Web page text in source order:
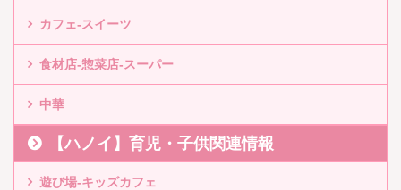
カフェ-スイーツ
食材店-惣菜店-スーパー
中華
【ハノイ】育児・子供関連情報
遊び場-キッズカフェ